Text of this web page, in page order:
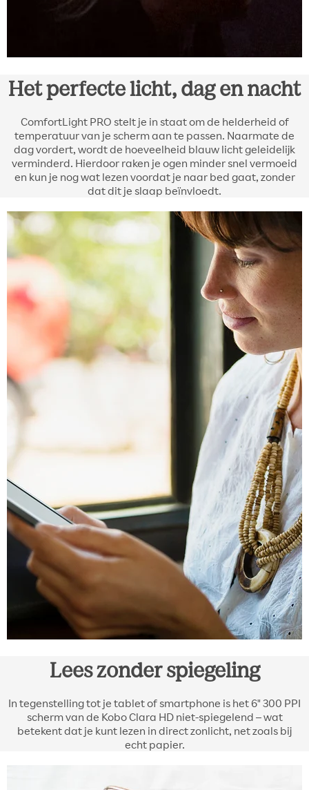
Het perfecte licht, dag en nacht
ComfortLight PRO stelt je in staat om de helderheid of
temperatuur van je scherm aan te passen. Naarmate de
dag vordert, wordt de hoeveelheid blauw licht geleidelijk
verminderd. Hierdoor raken je ogen minder snel vermoeid
en kun je nog wat lezen voordat je naar bed gaat, zonder
dat dit je slaap beïnvloedt.
Lees zonder spiegeling
In tegenstelling tot je tablet of smartphone is het 6" 300 PPI
scherm van de Kobo Clara HD niet-spiegelend – wat
betekent dat je kunt lezen in direct zonlicht, net zoals bij
echt papier.